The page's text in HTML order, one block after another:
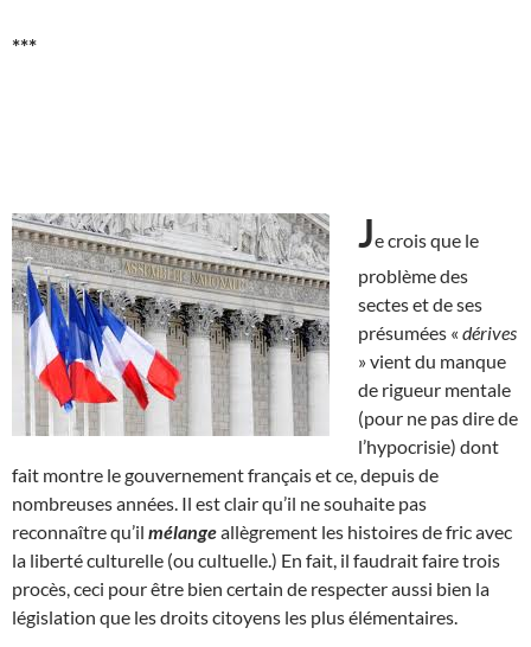
***
Je crois que le
problème des
sectes et de ses
présumées « dérives
» vient du manque
de rigueur mentale
(pour ne pas dire de
l’hypocrisie) dont
fait montre le gouvernement français et ce, depuis de
nombreuses années. Il est clair qu’il ne souhaite pas
reconnaître qu’il mélangeallègrement les histoires de fric avec
la liberté culturelle (ou cultuelle.) En fait, il faudrait faire trois
procès, ceci pour être bien certain de respecter aussi bien la
législation que les droits citoyens les plus élémentaires.